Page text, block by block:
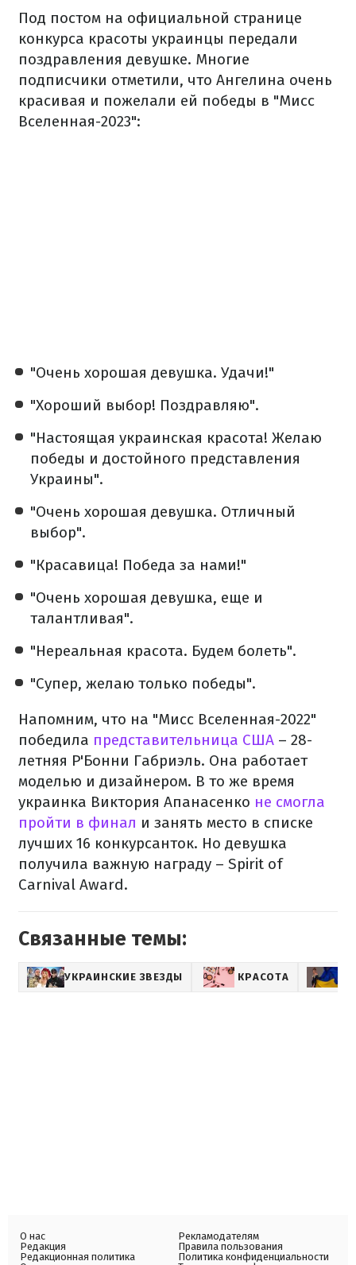
Под постом на официальной странице
конкурса красоты украинцы передали
поздравления девушке. Многие
подписчики отметили, что Ангелина очень
красивая и пожелали ей победы в "Мисс
Вселенная-2023":
"Очень хорошая девушка. Удачи!"
"Хороший выбор! Поздравляю".
"Настоящая украинская красота! Желаю
победы и достойного представления
Украины".
"Очень хорошая девушка. Отличный
выбор".
"Красавица! Победа за нами!"
"Очень хорошая девушка, еще и
талантливая".
"Нереальная красота. Будем болеть".
"Супер, желаю только победы".
Напомним, что на "Мисс Вселенная-2022"
победила представительница США – 28-
летняя Р'Бонни Габриэль. Она работает
моделью и дизайнером. В то же время
украинка Виктория Апанасенко не смогла
пройти в финал и занять место в списке
лучших 16 конкурсанток. Но девушка
получила важную награду – Spirit of
Carnival Award.
Связанные темы:
УКРАИНСКИЕ ЗВЕЗДЫ КРАСОТА
О нас
Редакция
Редакционная политика
Рекламодателям
Правила пользования
Политика конфиденциальности